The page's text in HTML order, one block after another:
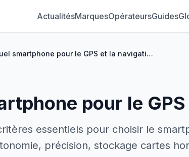
ActualitésMarquesOpérateursGuides
Quel smartphone pour le GPS et la navigation ?
pour le
essentiels pour choisir le
précision, stockage cartes